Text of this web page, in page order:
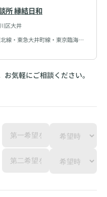
所 縁結日和
区大井
線・東急大井町線・東京臨海高
気軽にご相談ください。